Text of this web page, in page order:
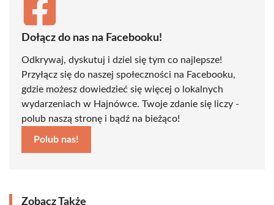
Dołącz do nas na Facebooku!
Odkrywaj, dyskutuj i dziel się tym co najlepsze!
Przyłącz się do naszej społeczności na Facebooku,
gdzie możesz dowiedzieć się więcej o lokalnych
wydarzeniach w Hajnówce. Twoje zdanie się liczy -
polub naszą stronę i bądź na bieżąco!
Polub nas!
Zobacz Także